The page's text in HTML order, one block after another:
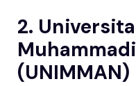
2.
(UNIMMAN)